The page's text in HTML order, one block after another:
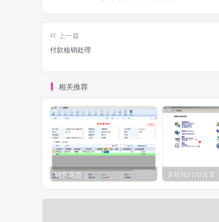
上一篇
付款核销处理
相关推荐
销售退货 多联纸打印设置